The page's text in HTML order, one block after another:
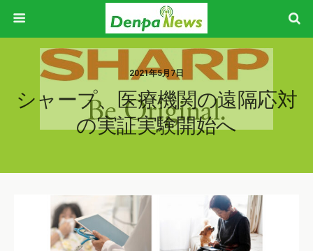
2021年5月7日
シャープ、医療機関の遠隔応対
の実証実験開始へ